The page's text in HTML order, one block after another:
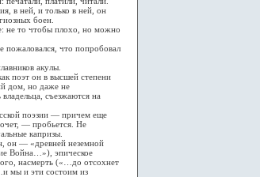
в ней, и только в ней, он
боен.
не то чтобы плохо, но можно
что попробовал
акулы.
поэт он в высшей степени
дом, но даже не
съезжаются на
поэзии — причем еще
— пробьется. Не
капризы.
он — «древней неземной
Война…»), эпическое
насмерть («…до отсохнет
мы и эти состоим из